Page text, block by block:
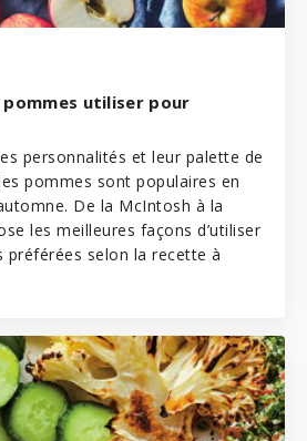
utiliser pour
personnalités et leur palette de
pommes sont populaires en
De la McIntosh à la
les meilleures façons d’utiliser
préférées selon la recette à